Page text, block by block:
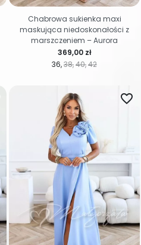
36 38 40 42
Cena
369,00 zł
Chabrowa sukienka maxi
maskująca niedoskonałości z
marszczeniem – Aurora
favorite_border